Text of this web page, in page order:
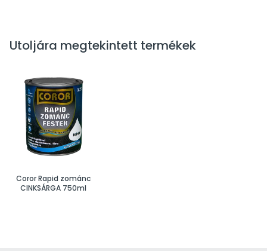
Utoljára megtekintett termékek
Coror Rapid zománc
CINKSÁRGA 750ml